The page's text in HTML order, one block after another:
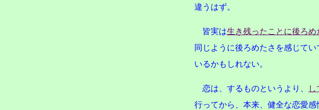
違うはず。
皆実は生き残ったことに後ろ
同じように後ろめたさを感じて
いるかもしれない。
恋は、するものというより、
行ってから、本来、健全な恋愛